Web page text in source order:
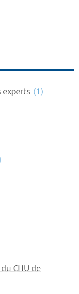
experts (1)
CHU de